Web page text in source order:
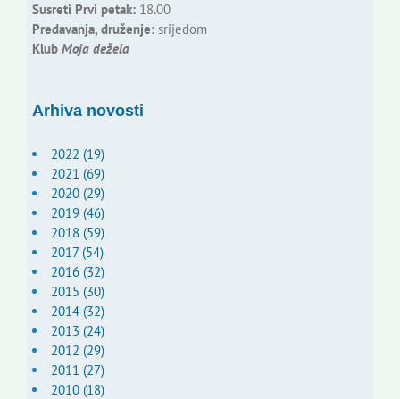
Susreti Prvi petak:18.00
Predavanja, druženje:srijedom
Klub Moja dežela
Arhiva novosti
2022 (19)
2021 (69)
2020 (29)
2019 (46)
2018 (59)
2017 (54)
2016 (32)
2015 (30)
2014 (32)
2013 (24)
2012 (29)
2011 (27)
2010 (18)